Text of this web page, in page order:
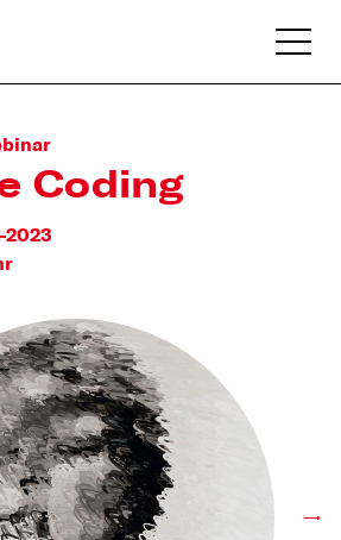
Coding
→